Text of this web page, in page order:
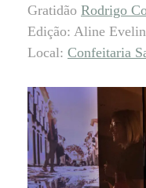
Gratidão Rodrigo
Edição: Aline Evelin
Local: Confeitaria